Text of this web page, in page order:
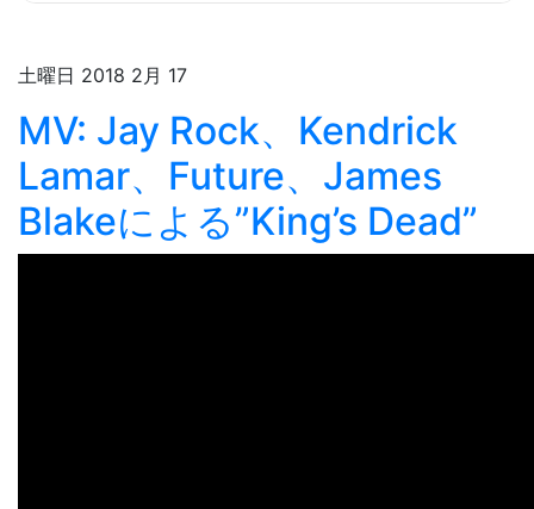
土曜日 2018 2月 17
MV: Jay Rock、Kendrick
Lamar、Future、James
Blakeによる”King’s Dead”